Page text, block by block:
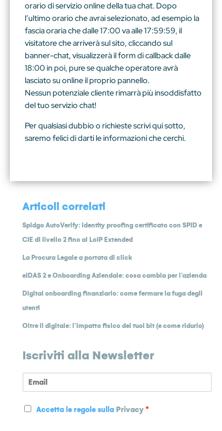
orario di servizio online della tua chat. Dopo
l’ultimo orario che avrai selezionato, ad esempio la
fascia oraria che dalle 17:00 va alle 17:59:59, il
visitatore che arriverà sul sito, cliccando sul
banner-chat, visualizzerà il form di callback dalle
18:00 in poi, pure se qualche operatore avrà
lasciato su online il proprio pannello.
Nessun potenziale cliente rimarrà più insoddisfatto
del tuo servizio chat!
Per qualsiasi dubbio o richieste scrivi qui sotto,
saremo felici di darti le informazioni che cerchi.
Articoli correlati
Spidgo AutoVerify: identity proofing certificato con SPID e
CIE di livello 2 fino al LoIP Extended
La Procura Legale a portata di click
eIDAS 2 e Onboarding Aziendale: cosa cambia per l’azienda
Digital onboarding finanziario: come fermare la fuga degli
utenti
Oltre il digitale: l’impatto fisico dei tuoi bit (e come ridurlo)
Iscriviti alla Newsletter
P
Accetta le regole sulla Privacy *